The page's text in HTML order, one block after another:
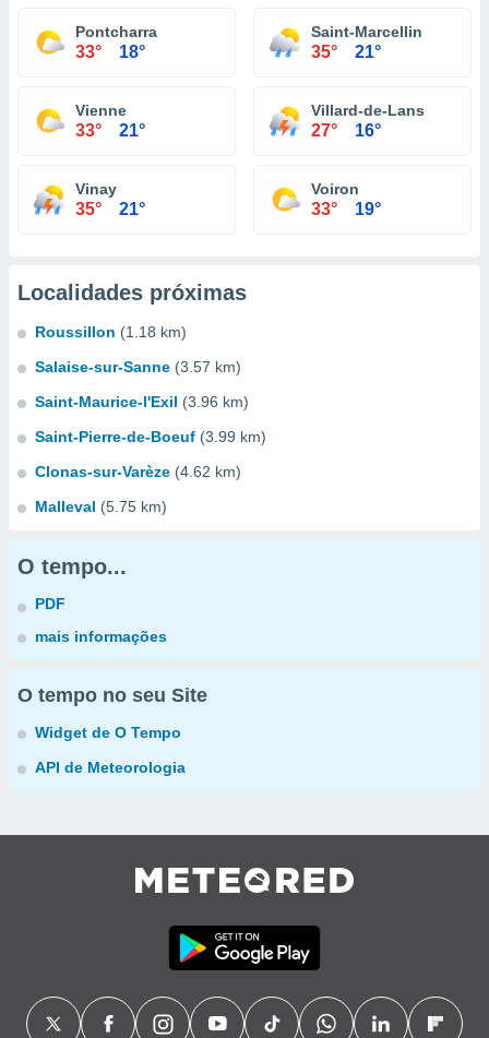
Pontcharra
33° 18°
Saint-Marcellin
35° 21°
Vienne
33° 21°
Villard-de-Lans
27° 16°
Vinay
35° 21°
Voiron
33° 19°
Localidades próximas
Roussillon (1.18 km)
Salaise-sur-Sanne (3.57 km)
Saint-Maurice-l'Exil (3.96 km)
Saint-Pierre-de-Boeuf (3.99 km)
Clonas-sur-Varèze (4.62 km)
Malleval (5.75 km)
O tempo...
PDF
mais informações
O tempo no seu Site
Widget de O Tempo
API de Meteorologia